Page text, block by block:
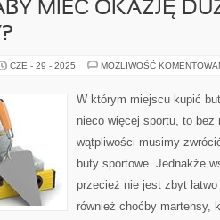
MIEĆ OKAZJĘ
CZE - 29 - 2025 MOŻLIWOŚĆ
W którym miejscu kupić
nieco więcej sportu, to bez
wątpliwości musimy
buty sportowe. Jednakże
przecież nie jest zbyt
również choćby martensy,